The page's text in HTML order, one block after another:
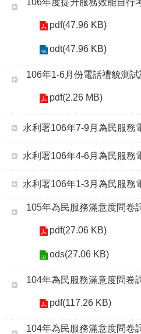
106年度提升服務效能自行
pdf(47.96 KB)
odt(47.96 KB)
106年1-6月份電話禮貌測
pdf(2.26 MB)
水利署106年7-9月為民服務
水利署106年4-6月為民服務
水利署106年1-3月為民服務
105年為民服務滿意度問卷
pdf(27.06 KB)
ods(27.06 KB)
104年為民服務滿意度問卷
pdf(117.26 KB)
104年為民服務滿意度問卷